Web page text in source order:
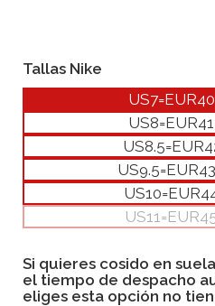
Tallas Nike
Si quieres cosido en suela
el tiempo de despacho
eliges esta opción no